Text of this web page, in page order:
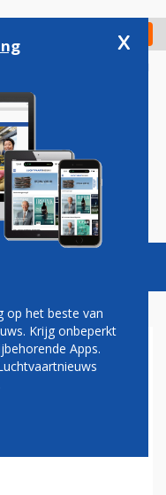
Check in
Vacatures
VOOR
EN
x
op het beste van
Krijg onbeperkt
Apps.